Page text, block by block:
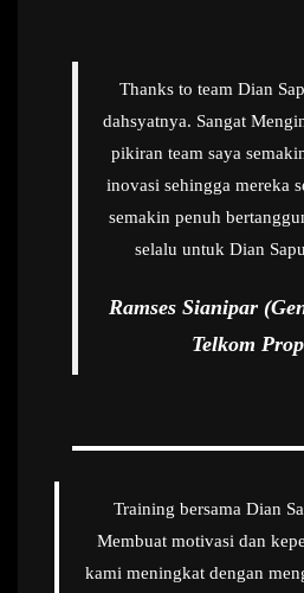
Thanks to team Dian
dahsyatnya. Sangat
pikiran team saya
inovasi sehingga mereka
semakin penuh
selalu untuk Dian
Ramses Sianipar
Telkom
Training bersama Dian
Membuat motivasi dan
kami meningkat dengan